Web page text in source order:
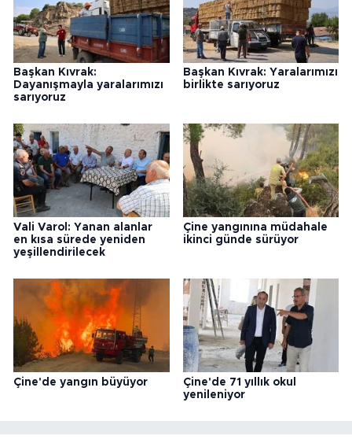
Başkan Kıvrak:
Dayanışmayla yaralarımızı
sarıyoruz
Başkan Kıvrak: Yaralarımızı
birlikte sarıyoruz
Vali Varol: Yanan alanlar
en kısa sürede yeniden
yeşillendirilecek
Çine yangınına müdahale
ikinci günde sürüyor
Çine'de yangın büyüyor
Çine'de 71 yıllık okul
yenileniyor